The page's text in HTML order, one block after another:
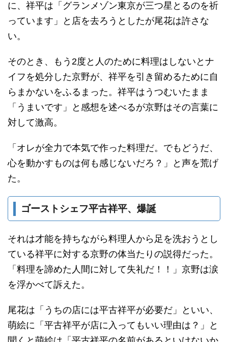
に、祥平は「グランメゾン東京が三つ星とるのを祈
っています」と店を去ろうとしたが尾花は許さな
い。
そのとき、もう2度と人のために料理はしないとナ
イフを処分した京野が、祥平を引き留めるために自
らまかないをふるまった。祥平はうつむいたまま
「うまいです」と感想を述べるが京野はその言葉に
対して激高。
「オレが全力で本気で作った料理だ。でもどうだ、
心を動かすものは何も感じないだろ？」と声を荒げ
た。
ゴーストシェフ平古祥平、爆誕
それは才能を持ちながら料理人から足を洗おうとし
ている祥平に対する京野の体当たりの説得だった。
「料理を諦めた人間に対して失礼だ！！」京野は涙
を浮かべて訴えた。
尾花は「うちの店には平古祥平が必要だ」といい、
萌絵に「平古祥平が店に入ってもいい理由は？」と